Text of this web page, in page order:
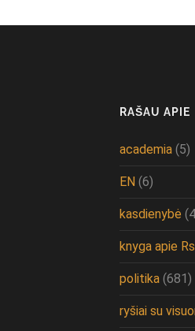
RAŠAU APIE
academia (5)
EN (6)
kasdienybė
knyga apie
politika (681)
ryšiai su